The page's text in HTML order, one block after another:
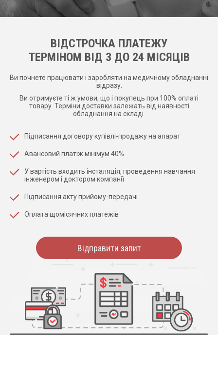
ВІДСТРОЧКА ПЛАТЕЖУ
ТЕРМІНОМ ВІД 3 ДО 24 МІСЯЦІВ
Ви почнете працювати і заробляти на медичному обладнанні
відразу.
Ви отримуєте ті ж умови, що і покупець при 100% оплаті
товару. Терміни доставки залежать від наявності
обладнання на складі.
Підписання договору купівлі-продажу на апарат
Авансовий платіж мінімум 40%
У вартість входить інсталяція, проведення навчання
інженером і доктором компанії
Підписання акту прийому-передачі
Оплата щомісячних платежів
Відправити запит